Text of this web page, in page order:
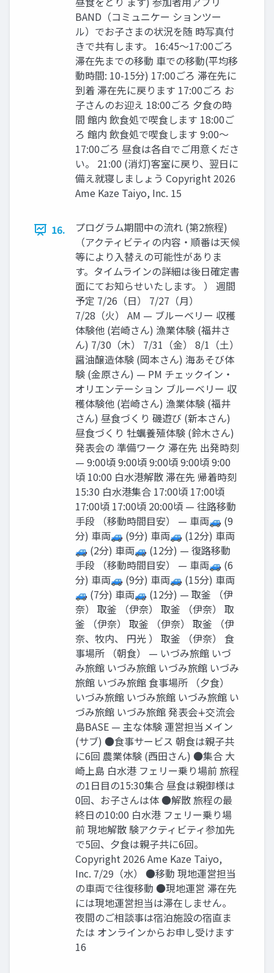
BAND（コミュニケー ションツー
ル）でお⼦さまの状況を随 時写真付
きで共有します。 16:45〜17:00ごろ
滞在先までの移動 ⾞での移動(平均移
動時間: 10-15分) 17:00ごろ 滞在先に
到着 滞在先に戻ります 17:00ごろ お
⼦さんのお迎え 18:00ごろ ⼣⾷の時
間 館内 飲⾷処で喫⾷します 18:00ご
ろ 館内 飲⾷処で喫⾷します 9:00〜
17:00ごろ 昼⾷は各⾃でご⽤意くださ
い。 21:00 (消灯)客室に戻り、翌⽇に
備え就寝しましょう Copyright 2026
Ame Kaze Taiyo, Inc. 15
16.
プログラム期間中の流れ (第2旅程)
（アクティビティの内容‧順番は天候
等により⼊替えの可能性がありま
す。タイムラインの詳細は後⽇確定書
⾯にてお知らせいたします。 ） 週間
予定 7/26（⽇） 7/27（⽉）
7/28（⽕） AM — ブルーベリー 収穫
体験他 (岩崎さん) 漁業体験 (福井さ
ん) 7/30（⽊） 7/31（⾦） 8/1（⼟）
醤油醸造体験 (岡本さん) 海あそび体
験 (⾦原さん) — PM チェックイン‧
オリエンテーション ブルーベリー 収
穫体験他 (岩崎さん) 漁業体験 (福井
さん) 昼⾷づくり 磯遊び (新本さん)
昼⾷づくり 牡蠣養殖体験 (鈴⽊さん)
発表会の 準備ワーク 滞在先 出発時刻
— 9:00頃 9:00頃 9:00頃 9:00頃 9:00
頃 10:00 ⽩⽔港解散 滞在先 帰着時刻
15:30 ⽩⽔港集合 17:00頃 17:00頃
17:00頃 17:00頃 20:00頃 — 往路移動
⼿段 （移動時間⽬安） — ⾞両🚙 (9
分) ⾞両🚙 (9分) ⾞両🚙 (12分) ⾞両
🚙 (2分) ⾞両🚙 (12分) — 復路移動
⼿段 （移動時間⽬安） — ⾞両🚙 (6
分) ⾞両🚙 (9分) ⾞両🚙 (15分) ⾞両
🚙 (7分) ⾞両🚙 (12分) — 取釜 （伊
奈） 取釜 （伊奈） 取釜 （伊奈） 取
釜 （伊奈） 取釜 （伊奈） 取釜 （伊
奈、牧内、 円光 ） 取釜 （伊奈） ⾷
事場所 （朝⾷） — いづみ旅館 いづ
み旅館 いづみ旅館 いづみ旅館 いづみ
旅館 いづみ旅館 ⾷事場所 （⼣⾷）
いづみ旅館 いづみ旅館 いづみ旅館 い
づみ旅館 いづみ旅館 発表会∔交流会
島BASE — 主な体験 運営担当メイン
(サブ) ●⾷事サービス 朝⾷は親⼦共
に6回 農業体験 (⻄⽥さん) ●集合 ⼤
崎上島 ⽩⽔港 フェリー乗り場前 旅程
の1⽇⽬の15:30集合 昼⾷は親御様は
0回、お⼦さんは体 ●解散 旅程の最
終⽇の10:00 ⽩⽔港 フェリー乗り場
前 現地解散 験アクティビティ参加先
で5回、⼣⾷は親⼦共に6回。
Copyright 2026 Ame Kaze Taiyo,
Inc. 7/29（⽔） ●移動 現地運営担当
の⾞両で往復移動 ●現地運営 滞在先
には現地運営担当は滞在しません。
夜間のご相談事は宿泊施設の宿直ま
たは オンラインからお申し受けます
16